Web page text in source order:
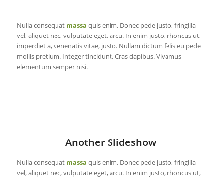
Nulla consequat massa quis enim. Donec pede justo, fringilla
vel, aliquet nec, vulputate eget, arcu. In enim justo, rhoncus ut,
imperdiet a, venenatis vitae, justo. Nullam dictum felis eu pede
mollis pretium. Integer tincidunt. Cras dapibus. Vivamus
elementum semper nisi.
Another Slideshow
Nulla consequat massa quis enim. Donec pede justo, fringilla
vel, aliquet nec, vulputate eget, arcu. In enim justo, rhoncus ut,